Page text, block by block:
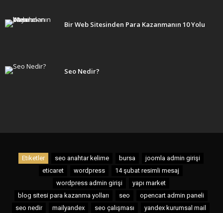
Bir Web Sitesinden Para Kazanmanın 10 Yolu
Seo Nedir?
Etiketler seo anahtar kelime bursa
joomla admin girişi
eticaret
wordpress
14 şubat resimli mesaj
wordpress admin girişi
yapı market
blog sitesi para kazanma yolları
seo
opencart admin paneli
seo nedir
mailyandex seo çalışması yandex kurumsal mail